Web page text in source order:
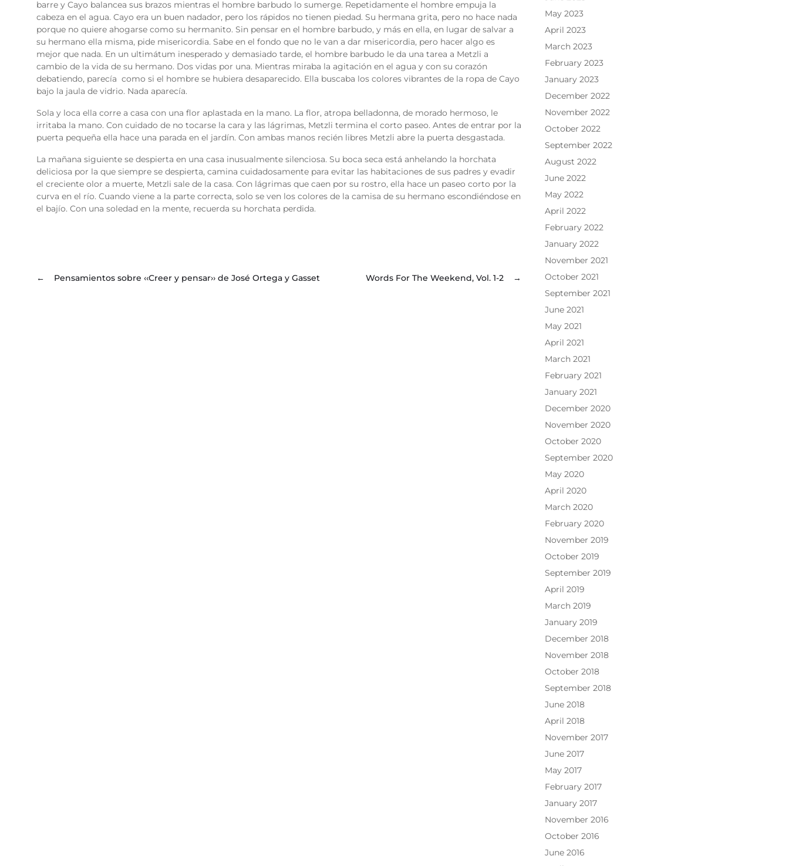
barre y Cayo balancea sus brazos mientras el hombre barbudo lo sumerge. Repetidamente el hombre empuja la
cabeza en el agua. Cayo era un buen nadador, pero los rápidos no tienen piedad. Su hermana grita, pero no hace nada
porque no quiere ahogarse como su hermanito. Sin pensar en el hombre barbudo, y más en ella, en lugar de salvar a
su hermano ella misma, pide misericordia. Sabe en el fondo que no le van a dar misericordia, pero hacer algo es
mejor que nada. En un ultimátum inesperado y demasiado tarde, el hombre barbudo le da una tarea a Metzli a
cambio de la vida de su hermano. Dos vidas por una. Mientras miraba la agitación en el agua y con su corazón
debatiendo, parecía como si el hombre se hubiera desaparecido. Ella buscaba los colores vibrantes de la ropa de Cayo
bajo la jaula de vidrio. Nada aparecía.
Sola y loca ella corre a casa con una flor aplastada en la mano. La flor, atropa belladonna, de morado hermoso, le
irritaba la mano. Con cuidado de no tocarse la cara y las lágrimas, Metzli termina el corto paseo. Antes de entrar por la
puerta pequeña ella hace una parada en el jardín. Con ambas manos recién libres Metzli abre la puerta desgastada.
La mañana siguiente se despierta en una casa inusualmente silenciosa. Su boca seca está anhelando la horchata
deliciosa por la que siempre se despierta, camina cuidadosamente para evitar las habitaciones de sus padres y evadir
el creciente olor a muerte, Metzli sale de la casa. Con lágrimas que caen por su rostro, ella hace un paseo corto por la
curva en el río. Cuando viene a la parte correcta, solo se ven los colores de la camisa de su hermano escondiéndose en
el bajío. Con una soledad en la mente, recuerda su horchata perdida.
← Pensamientos sobre ‹‹Creer y pensar›› de José Ortega y Gasset →
Words For The Weekend, Vol. 1-2
May 2023
April 2023
March 2023
February 2023
January 2023
December 2022
November 2022
October 2022
September 2022
August 2022
June 2022
May 2022
April 2022
February 2022
January 2022
November 2021
October 2021
September 2021
June 2021
May 2021
April 2021
March 2021
February 2021
January 2021
December 2020
November 2020
October 2020
September 2020
May 2020
April 2020
March 2020
February 2020
November 2019
October 2019
September 2019
April 2019
March 2019
January 2019
December 2018
November 2018
October 2018
September 2018
June 2018
April 2018
November 2017
June 2017
May 2017
February 2017
January 2017
November 2016
October 2016
June 2016